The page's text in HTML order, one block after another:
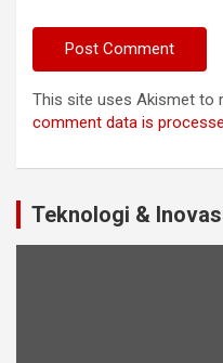
This site uses Akismet to
comment data is
Teknologi &